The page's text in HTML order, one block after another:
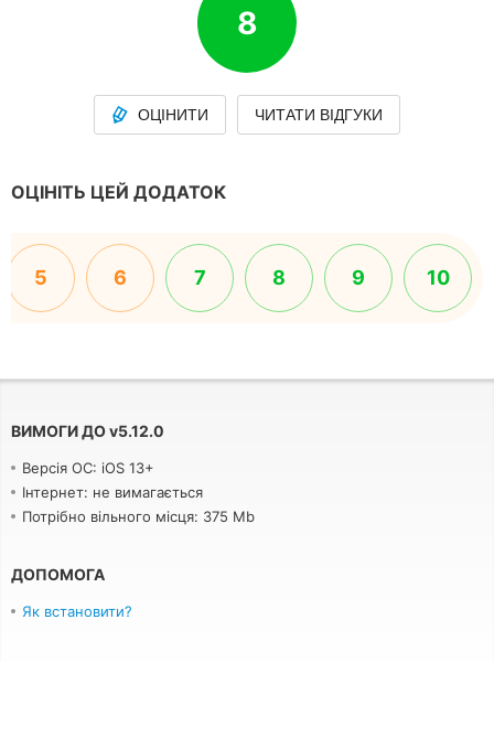
8
ОЦІНИТИ ЧИТАТИ ВІДГУКИ
ОЦІНІТЬ ЦЕЙ ДОДАТОК
5 6 7 8 9 10
ВИМОГИ ДОv5.12.0
Версія ОС: iOS 13+
Інтернет: не вимагається
Потрібно вільного місця: 375 Mb
ДОПОМОГА
Як встановити?